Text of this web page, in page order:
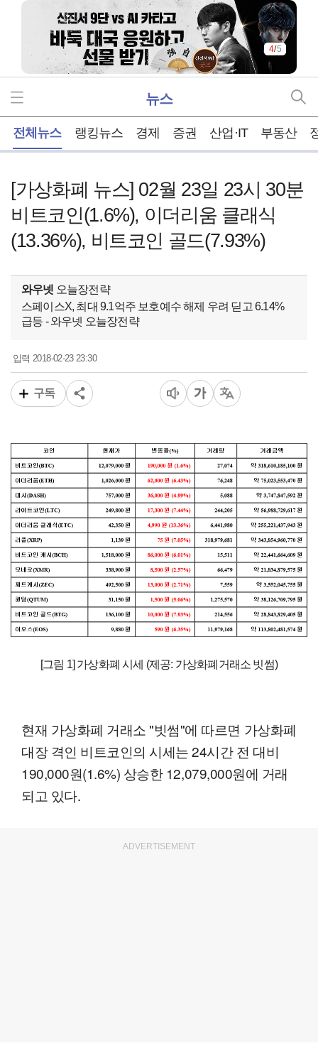
4/5
뉴스
전체뉴스 랭킹뉴스 경제 증권 산업·IT 부동산
[가상화폐 뉴스] 02월 23일 23시 30분
비트코인(1.6%), 이더리움 클래식
(13.36%), 비트코인 골드(7.93%)
와우넷 오늘장전략
스페이스X, 최대 9.1억주 보호예수 해제 우려 딛고 6.14%
급등 - 와우넷 오늘장전략
입력2018-02-23 23:30
구독
[그림 1] 가상화폐 시세 (제공: 가상화폐거래소 빗썸)
현재 가상화폐 거래소 "빗썸"에 따르면 가상화폐
대장 격인 비트코인의 시세는 24시간 전 대비
190,000원(1.6%) 상승한 12,079,000원에 거래
되고 있다.
ADVERTISEMENT